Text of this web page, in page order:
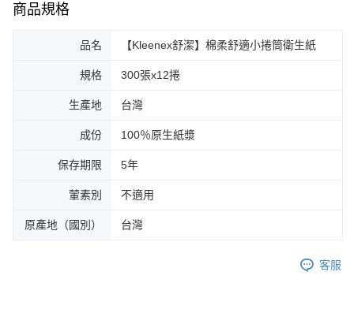
商品規格
品名 【Kleenex舒潔】棉柔舒適小捲筒衛生紙
規格 300張x12捲
生產地 台灣
成份 100％原生紙漿
保存期限 5年
葷素別 不適用
原產地（國別） 台灣
客服